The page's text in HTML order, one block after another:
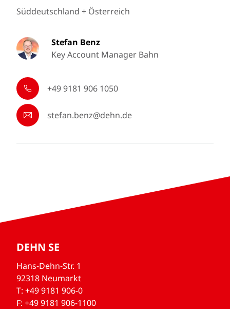
Süddeutschland + Österreich
Stefan Benz
Key Account Manager Bahn
+49 9181 906 1050
stefan.benz@dehn.de
DEHN SE
Hans-Dehn-Str. 1
92318 Neumarkt
T: +49 9181 906-0
F: +49 9181 906-1100